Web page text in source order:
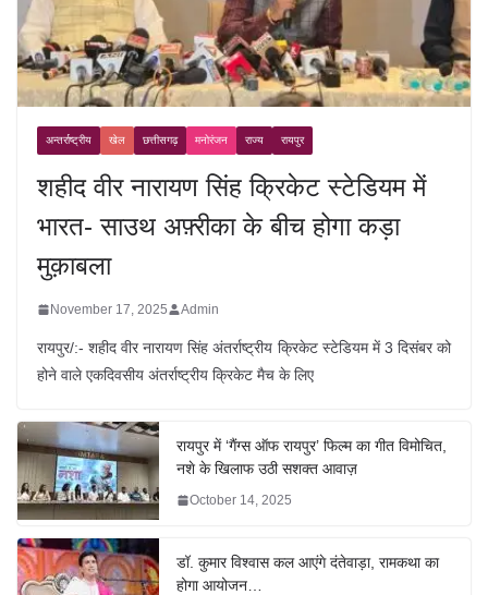
अन्तर्राष्ट्रीय खेल छत्तीसगढ़ मनोरंजन राज्य रायपुर
शहीद वीर नारायण सिंह क्रिकेट स्टेडियम में
भारत- साउथ अफ़्रीका के बीच होगा कड़ा
मुक़ाबला
November 17, 2025 Admin
रायपुर/:- शहीद वीर नारायण सिंह अंतर्राष्ट्रीय क्रिकेट स्टेडियम में 3 दिसंबर को
होने वाले एकदिवसीय अंतर्राष्ट्रीय क्रिकेट मैच के लिए
रायपुर में ‘गैंग्स ऑफ रायपुर’ फिल्म का गीत विमोचित,
नशे के खिलाफ उठी सशक्त आवाज़
October 14, 2025
डॉ. कुमार विश्वास कल आएंगे दंतेवाड़ा, रामकथा का
होगा आयोजन…